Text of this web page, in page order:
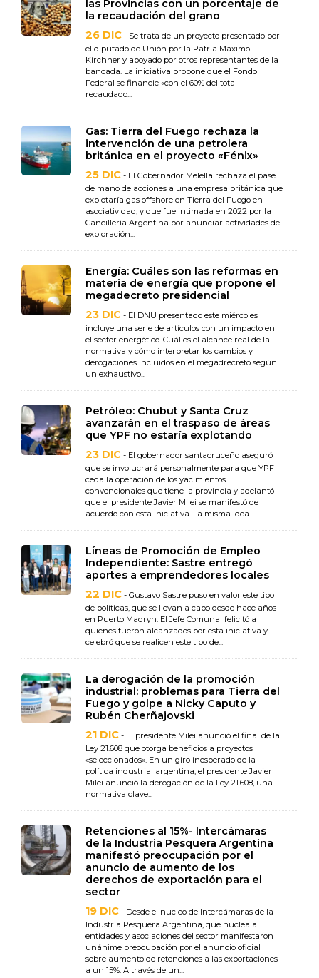
las Provincias con un porcentaje de
la recaudación del grano
26 DIC - Se trata de un proyecto presentado por
el diputado de Unión por la Patria Máximo
Kirchner y apoyado por otros representantes de la
bancada. La iniciativa propone que el Fondo
Federal se financie «con el 60% del total
recaudado...
Gas: Tierra del Fuego rechaza la
intervención de una petrolera
británica en el proyecto «Fénix»
25 DIC - El Gobernador Melella rechaza el pase
de mano de acciones a una empresa británica que
explotaría gas offshore en Tierra del Fuego en
asociatividad, y que fue intimada en 2022 por la
Cancillería Argentina por anunciar actividades de
exploración...
Energía: Cuáles son las reformas en
materia de energía que propone el
megadecreto presidencial
23 DIC - El DNU presentado este miércoles
incluye una serie de artículos con un impacto en
el sector energético. Cuál es el alcance real de la
normativa y cómo interpretar los cambios y
derogaciones incluidos en el megadrecreto según
un exhaustivo...
Petróleo: Chubut y Santa Cruz
avanzarán en el traspaso de áreas
que YPF no estaría explotando
23 DIC - El gobernador santacruceño aseguró
que se involucrará personalmente para que YPF
ceda la operación de los yacimientos
convencionales que tiene la provincia y adelantó
que el presidente Javier Milei se manifestó de
acuerdo con esta iniciativa. La misma idea...
Líneas de Promoción de Empleo
Independiente: Sastre entregó
aportes a emprendedores locales
22 DIC - Gustavo Sastre puso en valor este tipo
de políticas, que se llevan a cabo desde hace años
en Puerto Madryn. El Jefe Comunal felicitó a
quienes fueron alcanzados por esta iniciativa y
celebró que se realicen este tipo de...
La derogación de la promoción
industrial: problemas para Tierra del
Fuego y golpe a Nicky Caputo y
Rubén Cherñajovski
21 DIC - El presidente Milei anunció el final de la
Ley 21.608 que otorga beneficios a proyectos
«seleccionados». En un giro inesperado de la
política industrial argentina, el presidente Javier
Milei anunció la derogación de la Ley 21.608, una
normativa clave...
Retenciones al 15%- Intercámaras
de la Industria Pesquera Argentina
manifestó preocupación por el
anuncio de aumento de los
derechos de exportación para el
sector
19 DIC - Desde el nucleo de Intercámaras de la
Industria Pesquera Argentina, que nuclea a
entidades y asociaciones del sector manifestaron
unánime preocupación por el anuncio oficial
sobre aumento de retenciones a las exportaciones
a un 15%. A través de un...